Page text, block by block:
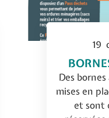
19
Des
mises en
et sont